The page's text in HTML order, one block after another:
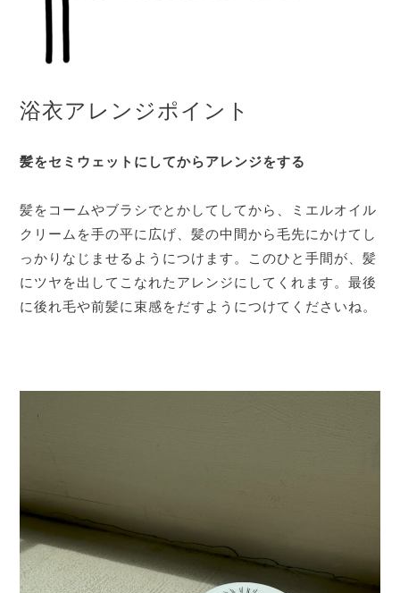
浴衣アレンジポイント
髪をセミウェットにしてからアレンジをする
髪をコームやブラシでとかしてしてから、ミエルオイル
クリームを手の平に広げ、髪の中間から毛先にかけてし
っかりなじませるようにつけます。このひと手間が、髪
にツヤを出してこなれたアレンジにしてくれます。最後
に後れ毛や前髪に束感をだすようにつけてくださいね。